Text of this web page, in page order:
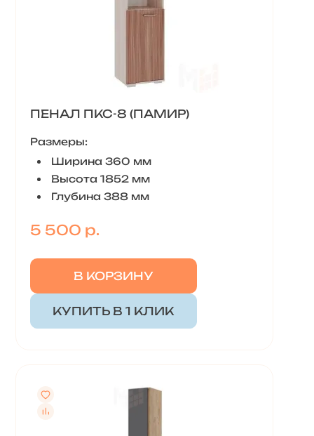
ПЕНАЛ ПКС-8 (ПАМИР)
Размеры:
Ширина 360 мм
Высота 1852 мм
Глубина 388 мм
5 500 р.
В КОРЗИНУ
КУПИТЬ В 1 КЛИК